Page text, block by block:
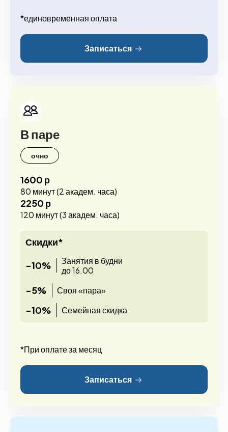
*единовременная оплата
Записаться
В паре
очно
1600 р
80 минут (2 академ. часа)
2250 р
120 минут (3 академ. часа)
Скидки*
-10%
Занятия в будни
до 16.00
-5% Своя «пара»
-10% Семейная скидка
*При оплате за месяц
Записаться